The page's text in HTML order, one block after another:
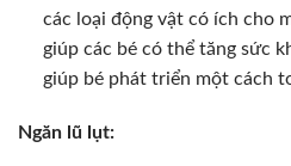
các loại động vật có ích cho
giúp các bé có thể tăng sức
giúp bé phát triển một cách
Ngăn lũ lụt: